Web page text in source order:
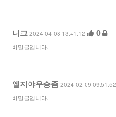
니크 2024-04-03 13:41:12 0
비밀글입니다.
엘지야우승좀 2024-02-09 09:51:52
비밀글입니다.